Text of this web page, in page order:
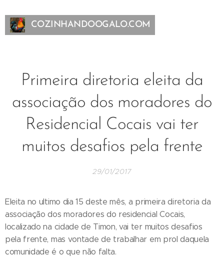
COZINHANDOOGALO.COM
Primeira diretoria eleita da
associação dos moradores do
Residencial Cocais vai ter
muitos desafios pela frente
29/01/2017
Eleita no ultimo dia 15 deste mês, a primeira diretoria da
associação dos moradores do residencial Cocais,
localizado na cidade de Timon, vai ter muitos desafios
pela frente, mas vontade de trabalhar em prol daquela
comunidade é o que não falta.